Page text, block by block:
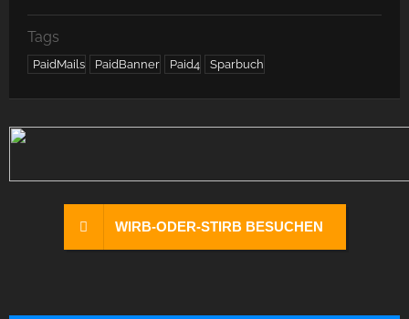
Tags
PaidMails PaidBanner Paid4 Sparbuch
WIRB-ODER-STIRB BESUCHEN